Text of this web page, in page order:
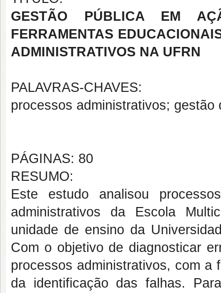
GESTÃO PÚBLICA EM
FERRAMENTAS
ADMINISTRATIVOS NA UFRN
PALAVRAS-CHAVES:
processos administrativos;
PÁGINAS: 80
RESUMO:
Este estudo analisou
administrativos da Escola
unidade de ensino da
Com o objetivo de diagnosticar
processos administrativos, com a
da identificação das falhas.